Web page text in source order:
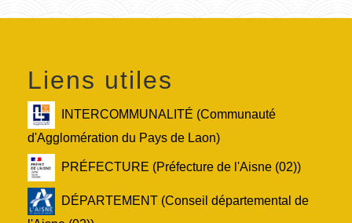
Liens utiles
INTERCOMMUNALITÉ (Communauté
d'Agglomération du Pays de Laon)
PRÉFECTURE (Préfecture de l'Aisne (02))
DÉPARTEMENT (Conseil départemental de